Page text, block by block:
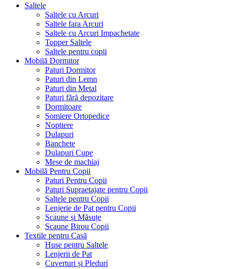
Saltele
Saltele cu Arcuri
Saltele fara Arcuri
Saltele cu Arcuri Impachetate
Topper Saltele
Saltele pentru copii
Mobilă Dormitor
Paturi Dormitor
Paturi din Lemn
Paturi din Metal
Paturi fără depozitare
Dormitoare
Somiere Ortopedice
Noptiere
Dulapuri
Banchete
Dulapuri Cupe
Mese de machiaj
Mobilă Pentru Copii
Paturi Pentru Copii
Paturi Supraetajate pentru Copii
Saltele pentru Copii
Lenjerie de Pat pentru Copii
Scaune și Măsuțe
Scaune Birou Copii
Textile pentru Casă
Huse pentru Saltele
Lenjerii de Pat
Cuverturi și Pleduri